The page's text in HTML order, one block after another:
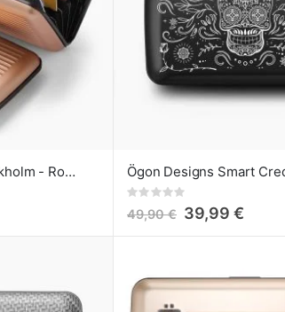
Ögon Card Case Stockholm - Rose gold
Rating:
49,90 € 39,99 €